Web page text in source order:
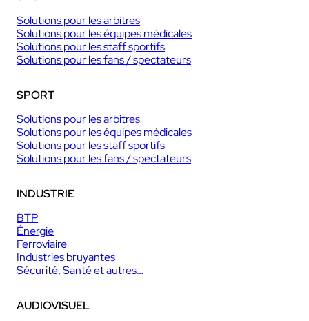
Solutions pour les arbitres
Solutions pour les équipes médicales
Solutions pour les staff sportifs
Solutions pour les fans / spectateurs
SPORT
Solutions pour les arbitres
Solutions pour les équipes médicales
Solutions pour les staff sportifs
Solutions pour les fans / spectateurs
INDUSTRIE
BTP
Énergie
Ferroviaire
Industries bruyantes
Sécurité, Santé et autres…
AUDIOVISUEL